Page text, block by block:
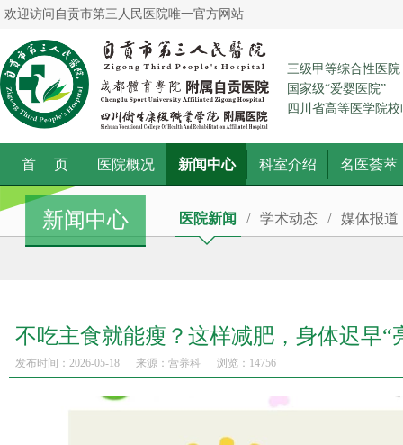
欢迎访问自贡市第三人民医院唯一官方网站
三级甲等综合性医院
国家级“爱婴医院”
四川省高等医学院
首 页 医院概况 新闻中心 科室介绍 名医荟萃
新闻中心 医院新闻 / 学术动态 / 媒体报道
不吃主食就能瘦？这样减肥，身体迟早“
发布时间：2026-05-18 来源：营养科 浏览： 14756